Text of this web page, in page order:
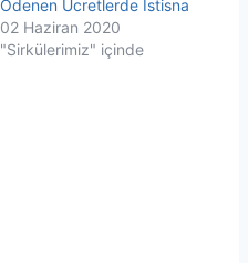
Ödenen Ücretlerde İstisna
02 Haziran 2020
"Sirkülerimiz" içinde